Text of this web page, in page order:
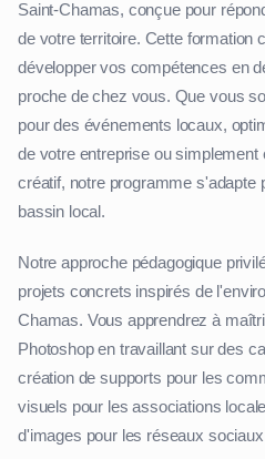
Saint-Chamas, conçue pour
de votre territoire. Cette formation
développer vos compétences en
proche de chez vous. Que vous
pour des événements locaux,
de votre entreprise ou
créatif, notre programme s'adapte
bassin local.
Notre approche pédagogique
projets concrets inspirés de
Chamas. Vous apprendrez à
Photoshop en travaillant sur des
création de supports pour les
visuels pour les associations
d'images pour les réseaux